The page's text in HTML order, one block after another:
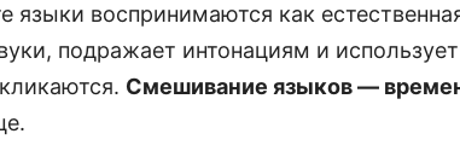
языки воспринимаются как
подражает интонациям и
Смешивание языков —